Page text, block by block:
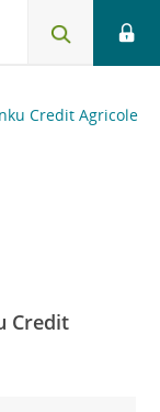
Credit Agricole
Credit